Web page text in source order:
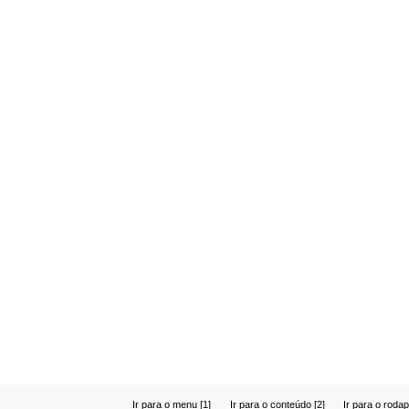
Ir para o menu [1] Ir para o conteúdo [2] Ir para o